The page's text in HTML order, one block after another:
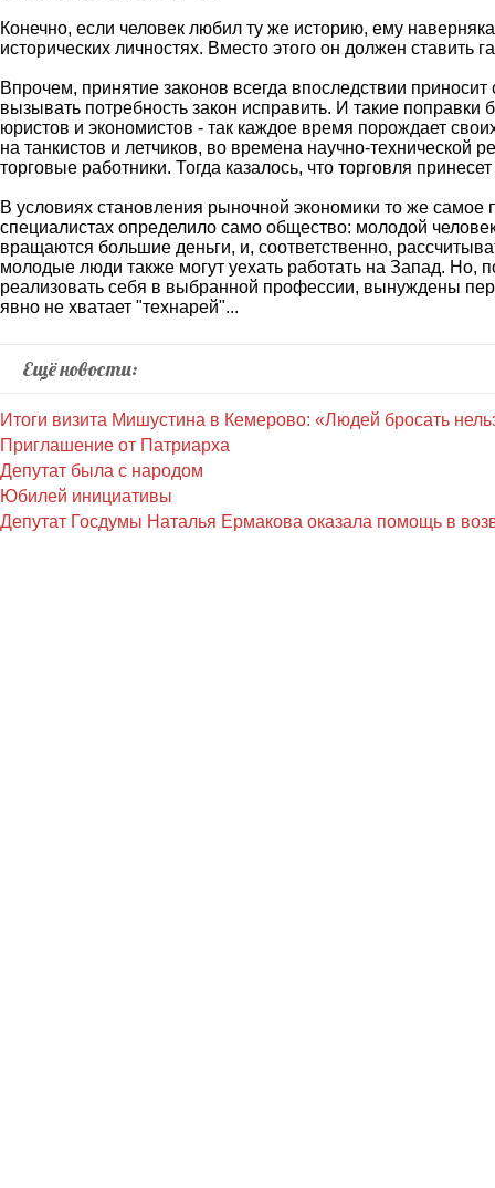
Конечно, если человек любил ту же историю, ему
исторических личностях. Вместо этого он должен ставить
Впрочем, принятие законов всегда впоследствии
вызывать потребность закон исправить. И такие
юристов и экономистов - так каждое время порождает
на танкистов и летчиков, во времена научно-
торговые работники. Тогда казалось, что торговля
В условиях становления рыночной экономики то же
специалистах определило само общество: молодой
вращаются большие деньги, и, соответственно,
молодые люди также могут уехать работать на Запад. Но,
реализовать себя в выбранной профессии, вынуждены
явно не хватает "технарей"...
Ещё новости:
Итоги визита Мишустина в Кемерово: «Людей бросать
Приглашение от Патриарха
Депутат была с народом
Юбилей инициативы
Депутат Госдумы Наталья Ермакова оказала помощь в